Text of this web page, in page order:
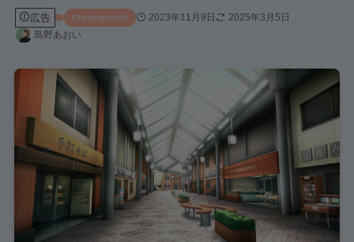
広告 Uncategorized 2023年11月9日
2025年3月5日
島野あおい